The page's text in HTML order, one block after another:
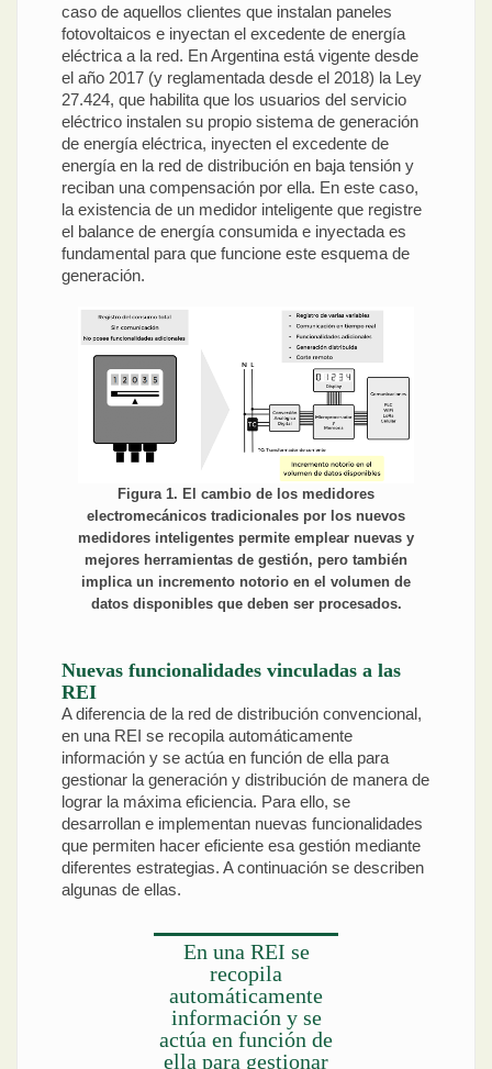
caso de aquellos clientes que instalan paneles
fotovoltaicos e inyectan el excedente de energía
eléctrica a la red. En Argentina está vigente desde
el año 2017 (y reglamentada desde el 2018) la Ley
27.424, que habilita que los usuarios del servicio
eléctrico instalen su propio sistema de generación
de energía eléctrica, inyecten el excedente de
energía en la red de distribución en baja tensión y
reciban una compensación por ella. En este caso,
la existencia de un medidor inteligente que registre
el balance de energía consumida e inyectada es
fundamental para que funcione este esquema de
generación.
Figura 1. El cambio de los medidores
electromecánicos tradicionales por los nuevos
medidores inteligentes permite emplear nuevas y
mejores herramientas de gestión, pero también
implica un incremento notorio en el volumen de
datos disponibles que deben ser procesados.
Nuevas funcionalidades vinculadas a las
REI
A diferencia de la red de distribución convencional,
en una REI se recopila automáticamente
información y se actúa en función de ella para
gestionar la generación y distribución de manera de
lograr la máxima eficiencia. Para ello, se
desarrollan e implementan nuevas funcionalidades
que permiten hacer eficiente esa gestión mediante
diferentes estrategias. A continuación se describen
algunas de ellas.
En una REI se
recopila
automáticamente
información y se
actúa en función de
ella para gestionar